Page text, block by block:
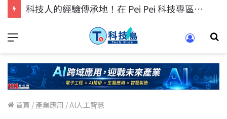
科技人的經驗傳承地！在 Pei Pei 科技專區，與學弟妹交流最硬核的技術
首頁 / 產業應用 /AI人工智慧